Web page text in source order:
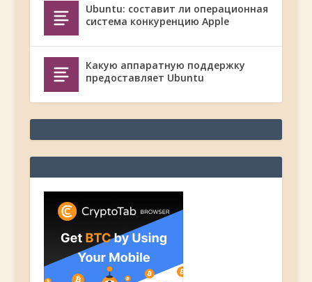
Ubuntu: составит ли операционная
система конкуренцию Apple
Какую аппаратную поддержку
предоставляет Ubuntu